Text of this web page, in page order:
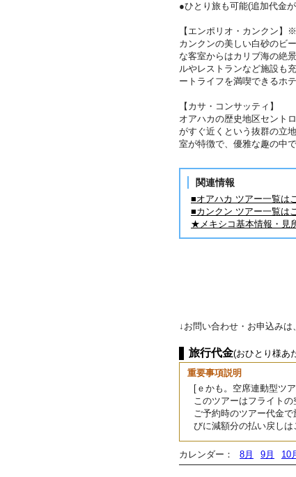
●ひとり旅も可能(追加代金が
【エンポリオ・カンクン】
カンクンの美しい白砂のビ
な客室からはカリブ海の絶
ルやレストランなど施設も
ートライフを満喫できるホテ
【カサ・コンサッティ】
オアハカの歴史地区セント
がすぐ近くという抜群の立
室が特徴で、優雅な趣の中
関連情報
■オアハカ ツアー一覧は
■カンクン ツアー一覧は
★メキシコ基本情報・見
↓お問い合わせ・お申込みは
旅行代金(おひとり様あ
重要事項説明
[ｅかも。空席連動型ツ
このツアーはフライトの
ご予約時のツアー代金
びに減額分の払い戻しは
カレンダー： 8月 9月 10